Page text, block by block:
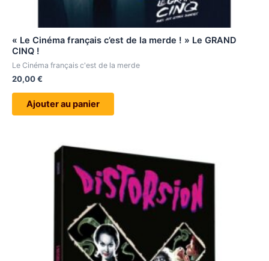
« Le Cinéma français c’est de la merde ! » Le GRAND
CINQ !
Le Cinéma français c'est de la merde
20,00€
Ajouter au panier